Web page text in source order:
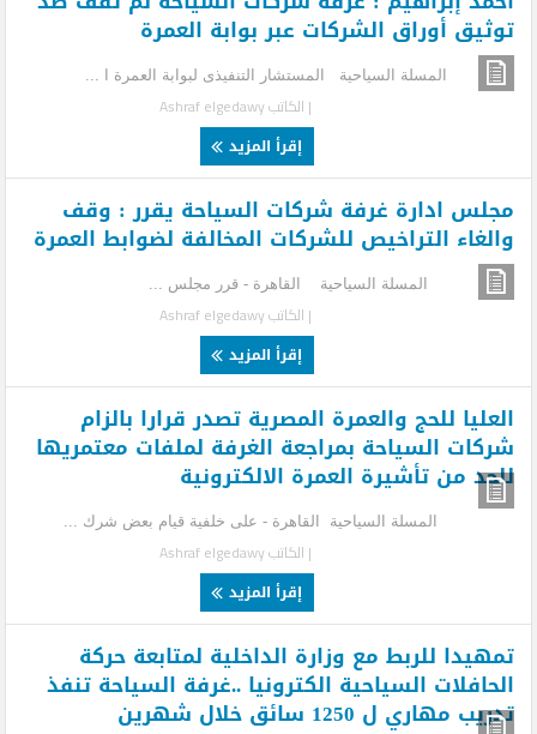
توثيق أوراق الشركات عبر بوابة العمرة
المسلة السياحية المستشار التنفيذى لبوابة العمرة ا ...
| الكاتبAshraf elgedawy
إقرأ المزيد
مجلس ادارة غرفة شركات السياحة يقرر : وقف
والغاء التراخيص للشركات المخالفة لضوابط العمرة
المسلة السياحية القاهرة - قرر مجلس ...
| الكاتبAshraf elgedawy
إقرأ المزيد
العليا للحج والعمرة المصرية تصدر قرارا بالزام
شركات السياحة بمراجعة الغرفة لملفات معتمريها
للحد من تأشيرة العمرة الالكترونية
المسلة السياحية القاهرة - على خلفية قيام بعض شرك ...
| الكاتبAshraf elgedawy
إقرأ المزيد
تمهيدا للربط مع وزارة الداخلية لمتابعة حركة
الحافلات السياحية الكترونيا ..غرفة السياحة تنفذ
تدريب مهاري ل 1250 سائق خلال شهرين